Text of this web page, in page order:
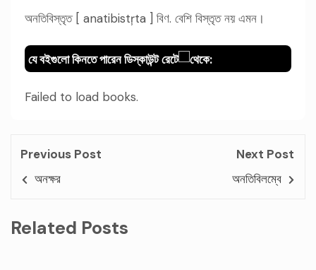
অনতিবিস্তৃত [ anatibistŗta ] বিণ. বেশি বিস্তৃত নয় এমন।
যে বইগুলো কিনতে পারেন ডিস্কাউন্ট রেটে থেকে:
Failed to load books.
Previous Post
অনক্ষর
Next Post
অনতিবিলম্বে
Related Posts